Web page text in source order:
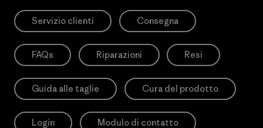
Servizio clienti Consegna
FAQs Riparazioni Resi
Guida alle taglie Cura del prodotto
Login Modulo di contatto